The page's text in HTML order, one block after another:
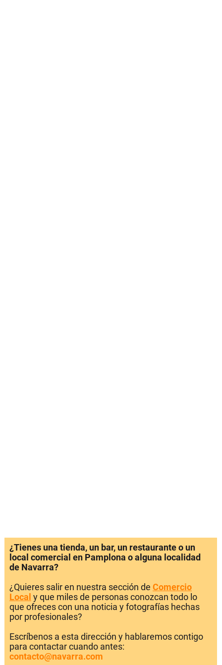
¿Tienes una tienda, un bar, un restaurante o un
local comercial en Pamplona o alguna localidad
de Navarra?
¿Quieres salir en nuestra sección de Comercio
Local y que miles de personas conozcan todo lo
que ofreces con una noticia y fotografías hechas
por profesionales?
Escríbenos a esta dirección y hablaremos contigo
para contactar cuando antes:
contacto@navarra.com